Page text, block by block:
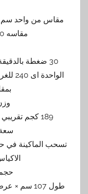
مقاسه 40 سم × 50 سم تقريبي
189 كجم تقريبي يزداد او ينقص حسب التحديثات
حجم